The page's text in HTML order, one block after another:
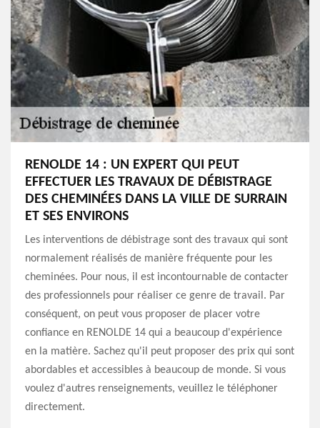
RENOLDE 14 : UN EXPERT QUI PEUT
EFFECTUER LES TRAVAUX DE DÉBISTRAGE
DES CHEMINÉES DANS LA VILLE DE SURRAIN
ET SES ENVIRONS
Les interventions de débistrage sont des travaux qui sont
normalement réalisés de manière fréquente pour les
cheminées. Pour nous, il est incontournable de contacter
des professionnels pour réaliser ce genre de travail. Par
conséquent, on peut vous proposer de placer votre
confiance en RENOLDE 14 qui a beaucoup d'expérience
en la matière. Sachez qu'il peut proposer des prix qui sont
abordables et accessibles à beaucoup de monde. Si vous
voulez d'autres renseignements, veuillez le téléphoner
directement.